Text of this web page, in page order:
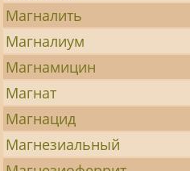
Магналить
Магналиум
Магнамицин
Магнат
Магнацид
Магнезиальный